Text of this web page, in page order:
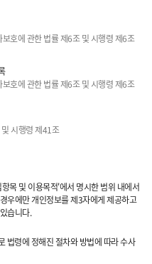
호에 관한 법률 제6조 및 시행령 제6조
호에 관한 법률 제6조 및 시행령 제6조
시행령 제41조
목 및 이용목적'에서 명시한 범위 내에서
우에만 개인정보를 제3자에게 제공하고
습니다.
법령에 정해진 절차와 방법에 따라 수사